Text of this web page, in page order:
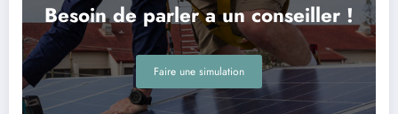
Besoin de parler a un conseiller !
Faire une simulation